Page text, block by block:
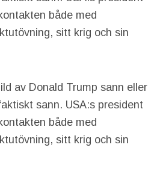
både med
sitt krig och sin
av Donald Trump sann eller
sann. USA:s president
både med
sitt krig och sin